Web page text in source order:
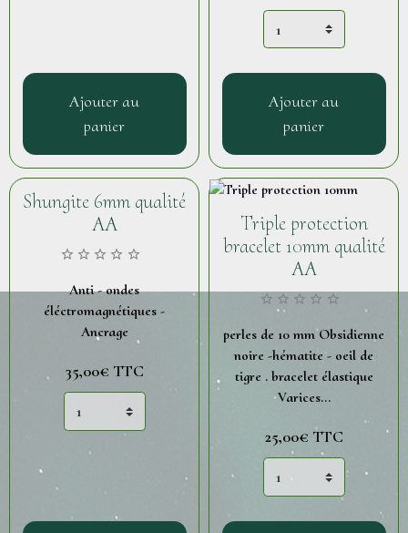
Ajouter au
panier
Ajouter au
panier
Shungite 6mm qualité
AA
Anti - ondes
éléctromagnétiques -
Ancrage
35,00€ TTC
Triple protection
bracelet 10mm qualité
AA
perles de 10 mm Obsidienne
noire -hématite - oeil de
tigre . bracelet élastique
Varices...
25,00€ TTC